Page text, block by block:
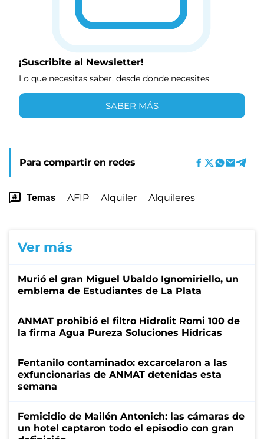
¡Suscribite al Newsletter!
Lo que necesitas saber, desde donde necesites
SABER MÁS
Para compartir en redes
Temas AFIP Alquiler Alquileres
Ver más
Murió el gran Miguel Ubaldo Ignomiriello, un
emblema de Estudiantes de La Plata
ANMAT prohibió el filtro Hidrolit Romi 100 de
la firma Agua Pureza Soluciones Hídricas
Fentanilo contaminado: excarcelaron a las
exfuncionarias de ANMAT detenidas esta
semana
Femicidio de Mailén Antonich: las cámaras de
un hotel captaron todo el episodio con gran